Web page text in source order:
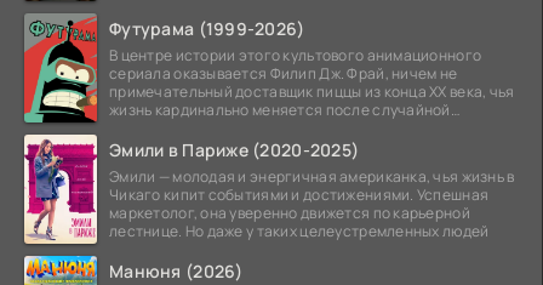
Футурама (1999-2026)
В центре истории этого культового анимационного
сериала оказывается Филип Дж. Фрай, ничем не
примечательный доставщик пиццы из конца XX века, чья
жизнь кардинально меняется после случайной
Эмили в Париже (2020-2025)
Эмили — молодая и энергичная американка, чья жизнь в
Чикаго кипит событиями и достижениями. Успешная
маркетолог, она уверенно движется по карьерной
лестнице. Но даже у таких целеустремленных людей
Манюня (2026)